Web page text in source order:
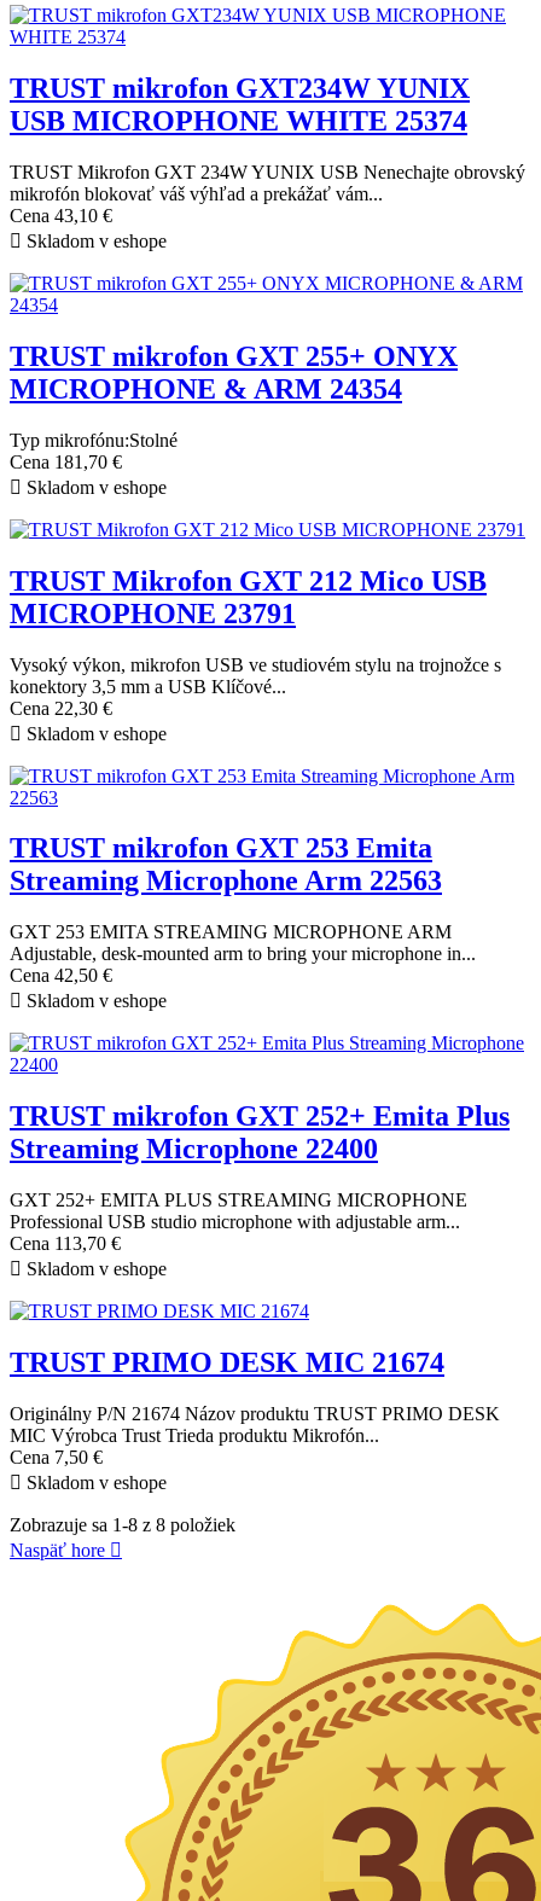
TRUST mikrofon GXT234W YUNIX
USB MICROPHONE WHITE 25374
TRUST Mikrofon GXT 234W YUNIX USB Nenechajte obrovský
mikrofón blokovať váš výhľad a prekážať vám...
Cena 43,10 €
 Skladom v eshope
TRUST mikrofon GXT 255+ ONYX
MICROPHONE & ARM 24354
Typ mikrofónu:Stolné
Cena 181,70 €
 Skladom v eshope
TRUST Mikrofon GXT 212 Mico USB
MICROPHONE 23791
Vysoký výkon, mikrofon USB ve studiovém stylu na trojnožce s
konektory 3,5 mm a USB Klíčové...
Cena 22,30 €
 Skladom v eshope
TRUST mikrofon GXT 253 Emita
Streaming Microphone Arm 22563
GXT 253 EMITA STREAMING MICROPHONE ARM
Adjustable, desk-mounted arm to bring your microphone in...
Cena 42,50 €
 Skladom v eshope
TRUST mikrofon GXT 252+ Emita Plus
Streaming Microphone 22400
GXT 252+ EMITA PLUS STREAMING MICROPHONE
Professional USB studio microphone with adjustable arm...
Cena 113,70 €
 Skladom v eshope
TRUST PRIMO DESK MIC 21674
Originálny P/N 21674 Názov produktu TRUST PRIMO DESK
MIC Výrobca Trust Trieda produktu Mikrofón...
Cena 7,50 €
 Skladom v eshope
Zobrazuje sa 1-8 z 8 položiek
Naspäť hore 